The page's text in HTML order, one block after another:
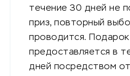
течение 30 дней не
приз, повторный
проводится. Подарок
предоставляется в
дней посредством